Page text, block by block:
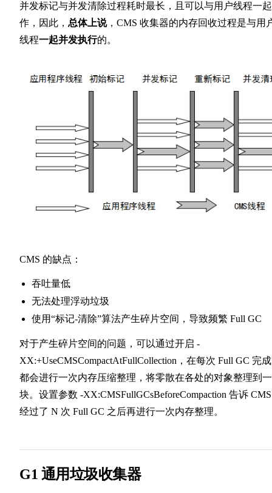
并发标记与并发清除过程耗时最长，且可以与用户线程一
作，因此， 总体上说，CMS 收集器的内存回收过程是与用
线程一起并发执行的。
CMS 的缺点：
吞吐量低
无法处理浮动垃圾
使用“标记-清除”算法产生碎片空间，导致频繁 Full GC
对于产生碎片空间的问题，可以通过开启 -
XX:+UseCMSCompactAtFullCollection，在每次 Full GC 完
都会进行一次内存压缩整理，将零散在各处的对象整理到一
块。设置参数 -XX:CMSFullGCsBeforeCompaction 告诉
经过了 N 次 Full GC 之后再进行一次内存整理。
G1 通用垃圾收集器